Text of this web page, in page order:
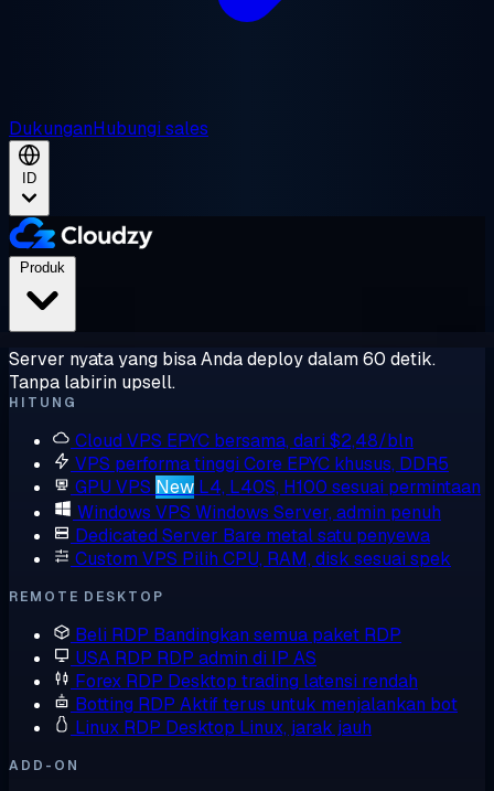
DukunganHubungi sales
ID
Server nyata yang bisa Anda deploy dalam 60 detik.
Tanpa labirin upsell.
HITUNG
Cloud VPS EPYC bersama, dari $2,48/bln
VPS performa tinggi Core EPYC khusus, DDR5
GPU VPS New L4, L40S, H100 sesuai permintaan
Windows VPS Windows Server, admin penuh
Dedicated Server Bare metal satu penyewa
Custom VPS Pilih CPU, RAM, disk sesuai spek
REMOTE DESKTOP
Beli RDP Bandingkan semua paket RDP
USA RDP RDP admin di IP AS
Forex RDP Desktop trading latensi rendah
Botting RDP Aktif terus untuk menjalankan bot
Linux RDP Desktop Linux, jarak jauh
ADD-ON